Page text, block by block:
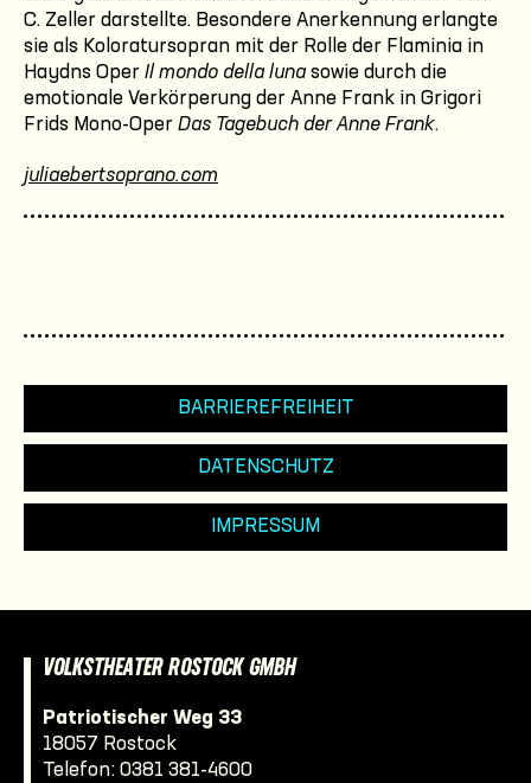
C. Zeller darstellte. Besondere Anerkennung erlangte
sie als Koloratursopran mit der Rolle der Flaminia in
Haydns Oper Il mondo della lunasowie durch die
emotionale Verkörperung der Anne Frank in Grigori
Frids Mono-Oper Das Tagebuch der Anne Frank.
juliaebertsoprano.com
BARRIEREFREIHEIT
DATENSCHUTZ
IMPRESSUM
VOLKSTHEATER ROSTOCK GMBH
Patriotischer Weg 33
18057 Rostock
Telefon: 0381 381-4600